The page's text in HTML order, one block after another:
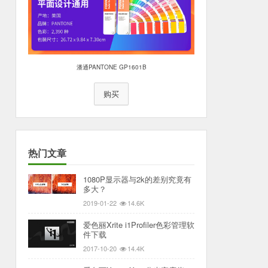
潘通PANTONE GP1601B
购买
热门文章
1080P显示器与2k的差别究竟有
多大？
2019-01-22 14.6K
爱色丽Xrite i1Profiler色彩管理软
件下载
2017-10-20 14.4K